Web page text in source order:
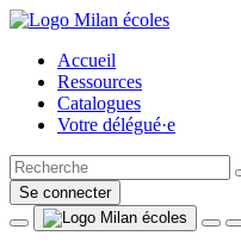
Accueil
Ressources
Catalogues
Votre délégué·e
Se connecter